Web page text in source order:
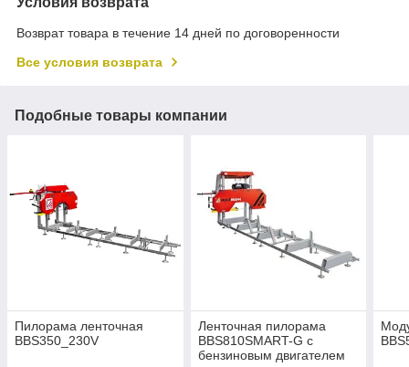
Возврат товара в течение 14 дней по договоренности
Все условия возврата
Подобные товары компании
Пилорама ленточная
BBS350_230V
Ленточная пилорама
BBS810SMART-G с
бензиновым двигателем